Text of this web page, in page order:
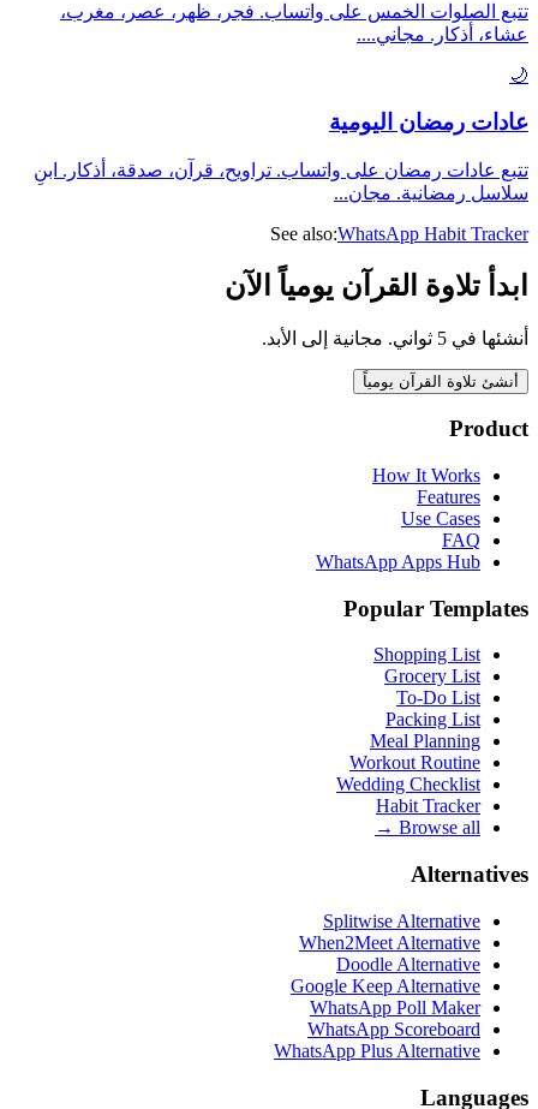
تتبع الصلوات الخمس على واتساب. فجر، ظهر، عصر، مغرب،
عشاء، أذكار. مجاني....
🌙
عادات رمضان اليومية
تتبع عادات رمضان على واتساب. تراويح، قرآن، صدقة، أذكار. ابنِ
سلاسل رمضانية. مجان...
See also:WhatsApp Habit Tracker
ابدأ تلاوة القرآن يومياً الآن
أنشئها في 5 ثواني. مجانية إلى الأبد.
أنشئ تلاوة القرآن يومياً
Product
How It Works
Features
Use Cases
FAQ
WhatsApp Apps Hub
Popular Templates
Shopping List
Grocery List
To-Do List
Packing List
Meal Planning
Workout Routine
Wedding Checklist
Habit Tracker
Browse all →
Alternatives
Splitwise Alternative
When2Meet Alternative
Doodle Alternative
Google Keep Alternative
WhatsApp Poll Maker
WhatsApp Scoreboard
WhatsApp Plus Alternative
Languages